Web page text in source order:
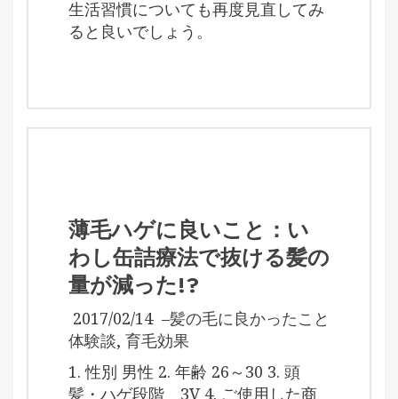
生活習慣についても再度見直してみ
ると良いでしょう。
薄毛ハゲに良いこと：い
わし缶詰療法で抜ける髪の
量が減った!?
2017/02/14 –髪の毛に良かったこと
体験談, 育毛効果
1. 性別 男性 2. 年齢 26～30 3. 頭
髪・ハゲ段階 3V 4. ご使用した商